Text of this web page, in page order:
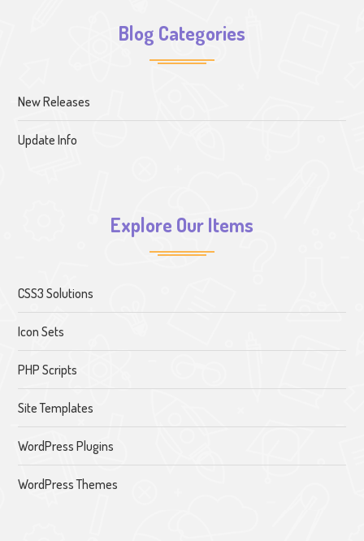
Blog Categories
New Releases
Update Info
Explore Our Items
CSS3 Solutions
Icon Sets
PHP Scripts
Site Templates
WordPress Plugins
WordPress Themes